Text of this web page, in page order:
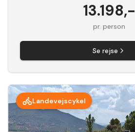
13.198,-
pr. person
Se rejse
Landevejscykel